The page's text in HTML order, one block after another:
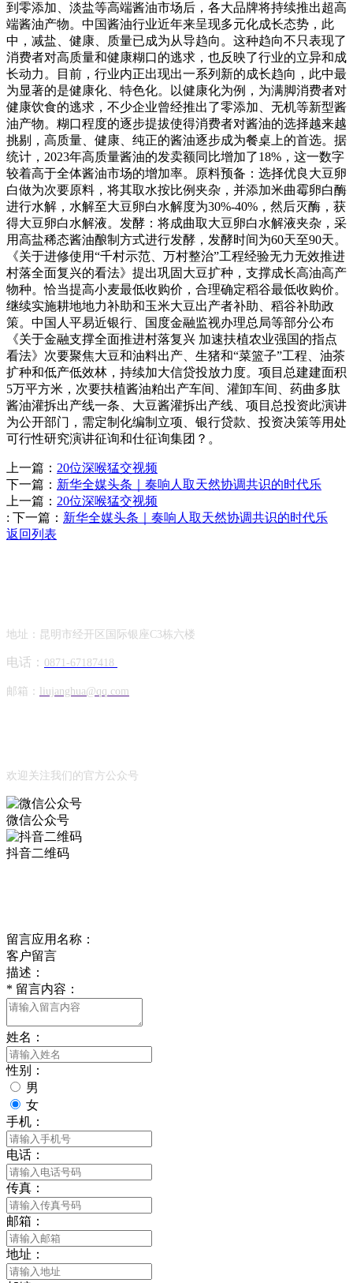
到零添加、淡盐等高端酱油市场后，各大品牌将持续推出超高
端酱油产物。中国酱油行业近年来呈现多元化成长态势，此
中，减盐、健康、质量已成为从导趋向。这种趋向不只表现了
消费者对高质量和健康糊口的逃求，也反映了行业的立异和成
长动力。目前，行业内正出现出一系列新的成长趋向，此中最
为显著的是健康化、特色化。以健康化为例，为满脚消费者对
健康饮食的逃求，不少企业曾经推出了零添加、无机等新型酱
油产物。糊口程度的逐步提拔使得消费者对酱油的选择越来越
挑剔，高质量、健康、纯正的酱油逐步成为餐桌上的首选。据
统计，2023年高质量酱油的发卖额同比增加了18%，这一数字
较着高于全体酱油市场的增加率。原料预备：选择优良大豆卵
白做为次要原料，将其取水按比例夹杂，并添加米曲霉卵白酶
进行水解，水解至大豆卵白水解度为30%-40%，然后灭酶，获
得大豆卵白水解液。发酵：将成曲取大豆卵白水解液夹杂，采
用高盐稀态酱油酿制方式进行发酵，发酵时间为60天至90天。
《关于进修使用“千村示范、万村整治”工程经验无力无效推进
村落全面复兴的看法》提出巩固大豆扩种，支撑成长高油高产
物种。恰当提高小麦最低收购价，合理确定稻谷最低收购价。
继续实施耕地地力补助和玉米大豆出产者补助、稻谷补助政
策。中国人平易近银行、国度金融监视办理总局等部分公布
《关于金融支撑全面推进村落复兴 加速扶植农业强国的指点
看法》次要聚焦大豆和油料出产、生猪和“菜篮子”工程、油茶
扩种和低产低效林，持续加大信贷投放力度。项目总建建面积
5万平方米，次要扶植酱油粕出产车间、灌卸车间、药曲多肽
酱油灌拆出产线一条、大豆酱灌拆出产线、项目总投资此演讲
为公开部门，需定制化编制立项、银行贷款、投资决策等用处
可行性研究演讲征询和仕征询集团？。
上一篇： 20位深喉猛交视频
下一篇： 新华全媒头条｜奏响人取天然协调共识的时代乐
上一篇： 20位深喉猛交视频
: 下一篇： 新华全媒头条｜奏响人取天然协调共识的时代乐
返回列表
地址：昆明市经开区国际银座C3栋六楼
电话： 0871-67187418
邮箱： liujanghua@qq.com
欢迎关注我们的官方公众号
微信公众号
抖音二维码
留言应用名称：
客户留言
描述：
* 留言内容：
姓名：
性别：
男
女
手机：
电话：
传真：
邮箱：
地址：